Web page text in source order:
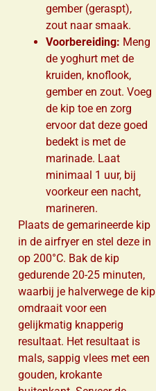
gember (geraspt),
zout naar smaak.
Voorbereiding: Meng
de yoghurt met de
kruiden, knoflook,
gember en zout. Voeg
de kip toe en zorg
ervoor dat deze goed
bedekt is met de
marinade. Laat
minimaal 1 uur, bij
voorkeur een nacht,
marineren.
Plaats de gemarineerde kip
in de airfryer en stel deze in
op 200°C. Bak de kip
gedurende 20-25 minuten,
waarbij je halverwege de kip
omdraait voor een
gelijkmatig knapperig
resultaat. Het resultaat is
mals, sappig vlees met een
gouden, krokante